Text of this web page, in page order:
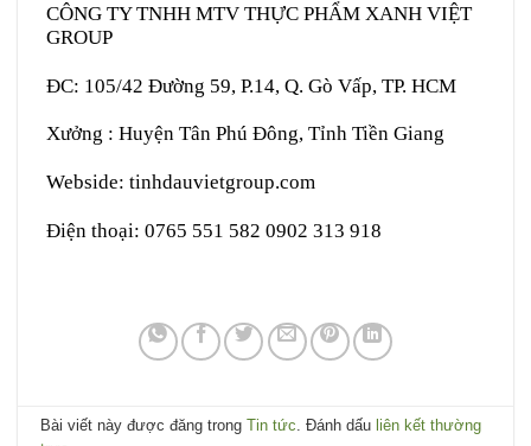
CÔNG TY TNHH MTV THỰC PHẨM XANH VIỆT
GROUP
ĐC: 105/42 Đường 59, P.14, Q. Gò Vấp, TP. HCM
Xưởng : Huyện Tân Phú Đông, Tỉnh Tiền Giang
Webside: tinhdauvietgroup.com
Điện thoại: 0765 551 582 0902 313 918
Bài viết này được đăng trongTin tức. Đánh dấu liên kết thường